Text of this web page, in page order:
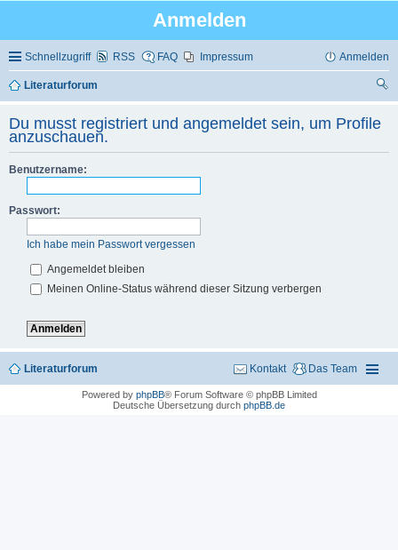
Anmelden
Schnellzugriff RSS FAQ Impressum Anmelden
Literaturforum
he
Du musst registriert und angemeldet sein, um Profile
anzuschauen.
Benutzername:
Passwort:
Ich habe mein Passwort vergessen
Angemeldet bleiben
Meinen Online-Status während dieser Sitzung verbergen
Literaturforum Das Team
Kontakt
Powered by phpBB® Forum Software © phpBB Limited
Deutsche Übersetzung durch phpBB.de